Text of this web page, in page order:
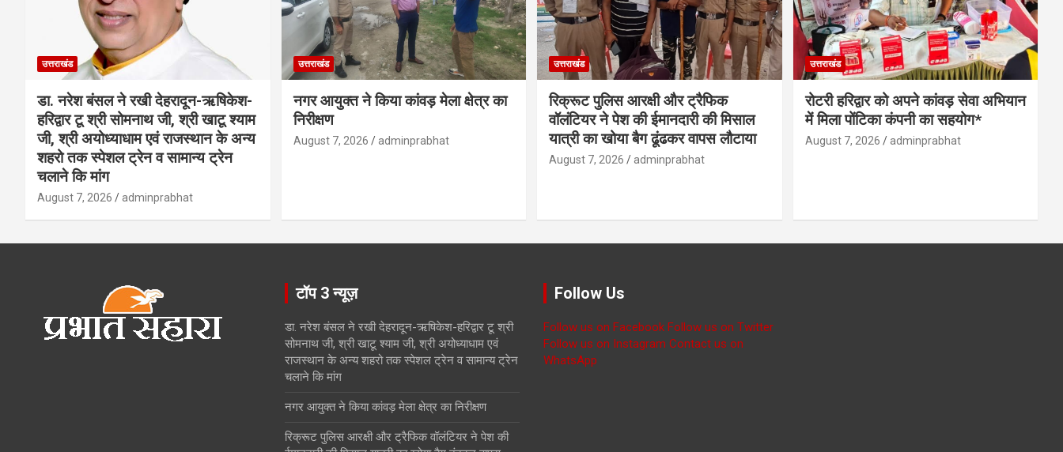
उत्तराखंड
डा. नरेश बंसल ने रखी देहरादून-ऋषिकेश-
हरिद्वार टू श्री सोमनाथ जी, श्री खाटू श्याम
जी, श्री अयोध्याधाम एवं राजस्थान के अन्य
शहरो तक स्पेशल ट्रेन व सामान्य ट्रेन
चलाने कि मांग
August 7, 2026 adminprabhat
उत्तराखंड
नगर आयुक्त ने किया कांवड़ मेला क्षेत्र का
निरीक्षण
August 7, 2026 adminprabhat
उत्तराखंड
रिक्रूट पुलिस आरक्षी और ट्रैफिक
वॉलंटियर ने पेश की ईमानदारी की मिसाल
यात्री का खोया बैग ढूंढकर वापस लौटाया
August 7, 2026 adminprabhat
उत्तराखंड
रोटरी हरिद्वार को अपने कांवड़ सेवा अभियान
में मिला पोंटिका कंपनी का सहयोग*
August 7, 2026 adminprabhat
टॉप 3 न्यूज़
डा. नरेश बंसल ने रखी देहरादून-ऋषिकेश-हरिद्वार टू श्री
सोमनाथ जी, श्री खाटू श्याम जी, श्री अयोध्याधाम एवं
राजस्थान के अन्य शहरो तक स्पेशल ट्रेन व सामान्य ट्रेन
चलाने कि मांग
नगर आयुक्त ने किया कांवड़ मेला क्षेत्र का निरीक्षण
रिक्रूट पुलिस आरक्षी और ट्रैफिक वॉलंटियर ने पेश की
Follow Us
Follow us on Facebook Follow us on Twitter
Follow us on Instagram Contact us on
WhatsApp